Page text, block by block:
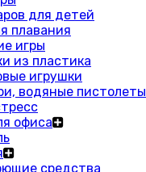
для детей
плавания
игры
из пластика
игрушки
водяные пистолеты
офиса
средства